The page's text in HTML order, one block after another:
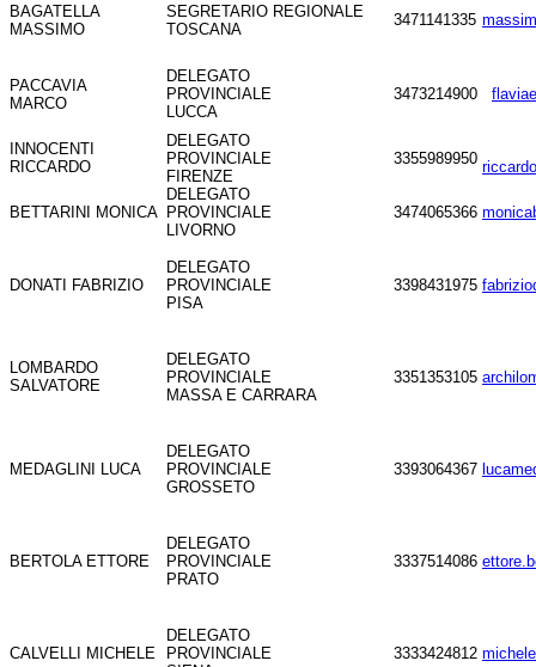
BAGATELLA
MASSIMO
SEGRETARIO REGIONALE
TOSCANA
3471141335
PACCAVIA
MARCO
DELEGATO
PROVINCIALE
LUCCA
3473214900
INNOCENTI
RICCARDO
DELEGATO
PROVINCIALE
FIRENZE
3355989950
BETTARINI MONICA
DELEGATO
PROVINCIALE
LIVORNO
3474065366
DONATI FABRIZIO
DELEGATO
PROVINCIALE
PISA
3398431975
LOMBARDO
SALVATORE
DELEGATO
PROVINCIALE
MASSA E CARRARA
3351353105
MEDAGLINI LUCA
DELEGATO
PROVINCIALE
GROSSETO
3393064367
BERTOLA ETTORE
DELEGATO
PROVINCIALE
PRATO
3337514086
CALVELLI MICHELE
DELEGATO
PROVINCIALE
3333424812